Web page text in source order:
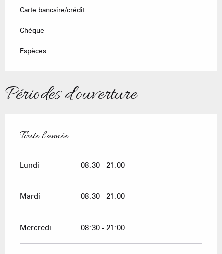
Carte bancaire/crédit
Chèque
Espèces
Périodes d'ouverture
Toute l'année
Toute l'année
Lundi 08:30 - 21:00
Mardi 08:30 - 21:00
Mercredi 08:30 - 21:00